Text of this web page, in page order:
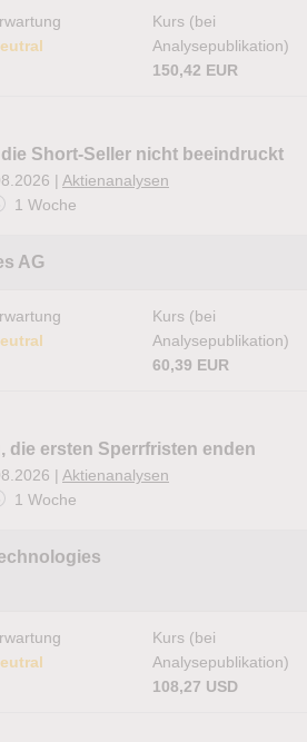
Kurs (bei
Analysepublikation)
150,42 EUR
Short-Seller nicht beeindruckt
| Aktienanalysen
1 Woche
AG
Kurs (bei
Analysepublikation)
60,39 EUR
die ersten Sperrfristen enden
| Aktienanalysen
1 Woche
Kurs (bei
Analysepublikation)
108,27 USD